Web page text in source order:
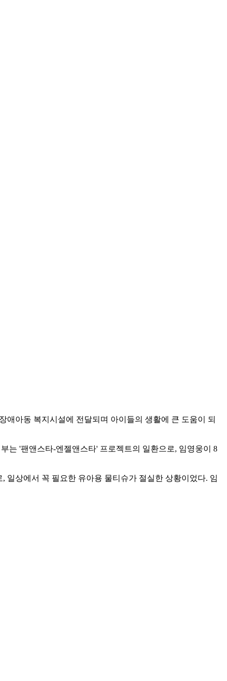
아동 복지시설에 전달되며 아이들의 생활에 큰 도움이 되
는 '팬앤스타-엔젤앤스타' 프로젝트의 일환으로, 임영웅이 8
상에서 꼭 필요한 유아용 물티슈가 절실한 상황이었다. 임